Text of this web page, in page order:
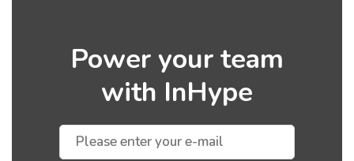
Power your team
with InHype